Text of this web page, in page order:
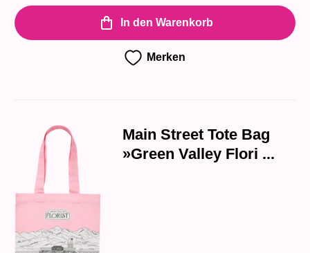
In den Warenkorb
Merken
Main Street Tote Bag
»Green Valley Flori ...